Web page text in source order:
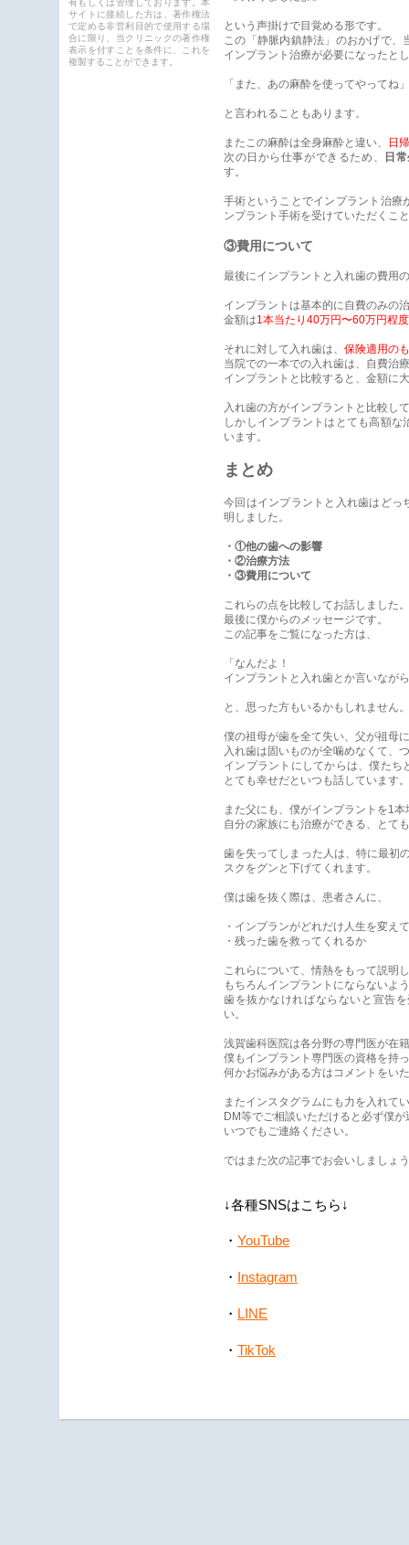
という声掛けで目覚める形です。
この「静脈内鎮静法」のおかげで
インプラント治療が必要になったと
「また、あの麻酔を使ってやってね」
と言われることもあります。
またこの麻酔は全身麻酔と違い、
日
次の日から仕事ができるため、
日
す。
手術ということでインプラント治療
ンプラント手術を受けていただくこ
③費用について
最後にインプラントと入れ歯の費用
インプラントは基本的に自費のみの
金額は1本当たり40万円〜60万円程度
それに対して入れ歯は、 保険適用の
当院での一本での入れ歯は、自費治
インプラントと比較すると、金額に
入れ歯の方がインプラントと比較し
しかしインプラントはとても高額
います。
まとめ
今回はインプラントと入れ歯はどっ
明しました。
・①他の歯への影響
・②治療方法
・③費用について
これらの点を比較してお話しました。
最後に僕からのメッセージです。
この記事をご覧になった方は、
「なんだよ！
インプラントと入れ歯とか言いなが
と、思った方もいるかもしれません。
僕の祖母が歯を全て失い、父が祖母
入れ歯は固いものが全噛めなくて、
インプラントにしてからは、僕た
とても幸せだといつも話しています。
また父にも、僕がインプラントを1
自分の家族にも治療ができる、とて
歯を失ってしまった人は、特に最初
スクをグンと下げてくれます。
僕は歯を抜く際は、患者さんに、
・インプランがどれだけ人生を変え
・残った歯を救ってくれるか
これらについて、情熱をもって説明
もちろんインプラントにならないよ
歯を抜かなければならないと宣告
い。
浅賀歯科医院は各分野の専門医が在
僕もインプラント専門医の資格を持
何かお悩みがある方はコメントをい
またインスタグラムにも力を入れて
DM等でご相談いただけると必ず僕
いつでもご連絡ください。
ではまた次の記事でお会いしましょ
↓各種SNSはこちら↓
・ YouTube
・ Instagram
・ LINE
・ TikTok
有もしくは管理しております。本
サイトに接続した方は、著作権法
で定める非営利目的で使用する場
合に限り、当クリニックの著作権
表示を付すことを条件に、これを
複製することができます。